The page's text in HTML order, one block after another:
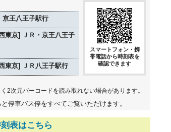
京王八王子駅行
東京] ＪＲ・京王八王子
東京] ＪＲ八王子駅行
スマートフォン・携
帯電話から時刻表を
確認できます
2次元バーコードを読み取れない場合があります。
停車バス停をすべてご覧いただけます。
表はこちら